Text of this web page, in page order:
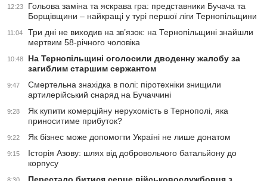
12:23
Гольова заміна та яскрава гра: представники Бучача та
Борщівщини – найкращі у турі першої ліги Тернопільщини
11:04
Три дні не виходив на зв’язок: на Тернопільщині знайшли
мертвим 58-річного чоловіка
10:48
На Тернопільщині оголосили дводенну жалобу за
загиблим старшим сержантом
9:47
Смертельна знахідка в полі: піротехніки знищили
артилерійський снаряд на Бучаччині
9:28
Як купити комерційну нерухомість в Тернополі, яка
приноситиме прибуток?
9:22 Як бізнес може допомогти Україні не лише донатом
9:15
Історія Азову: шлях від добровольчого батальйону до
корпусу